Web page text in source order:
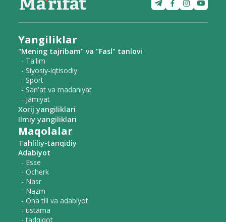
Yangiliklar
"Mening tajribam" va "Fasl" tanlovi
- Ta'lim
- Siyosiy-iqtisodiy
- Sport
- San'at va madaniyat
- Jamiyat
Xorij yangiliklari
Ilmiy yangiliklari
Maqolalar
Tahliliy-tanqidiy
Adabiyot
- Esse
- Ocherk
- Nasr
- Nazm
- Ona tili va adabiyot
- ustama
- tadqiqot